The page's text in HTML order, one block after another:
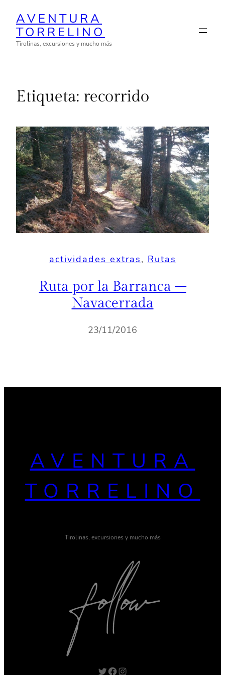
contenido
AVENTURA
TORRELINO
Tirolinas, excursiones y mucho más
Etiqueta: recorrido
actividades extras, Rutas
Ruta por la Barranca –
Navacerrada
23/11/2016
AVENTURA
TORRELINO
Tirolinas, excursiones y mucho más
Twitter Facebook Instagram